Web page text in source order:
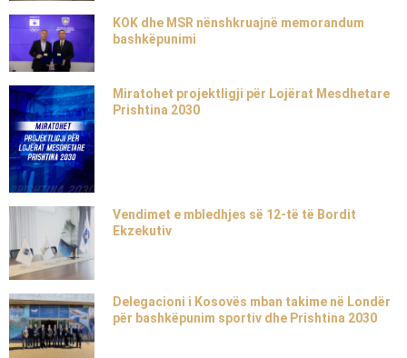
KOK dhe MSR nënshkruajnë memorandum
bashkëpunimi
Miratohet projektligji për Lojërat Mesdhetare
Prishtina 2030
Vendimet e mbledhjes së 12-të të Bordit
Ekzekutiv
Delegacioni i Kosovës mban takime në Londër
për bashkëpunim sportiv dhe Prishtina 2030